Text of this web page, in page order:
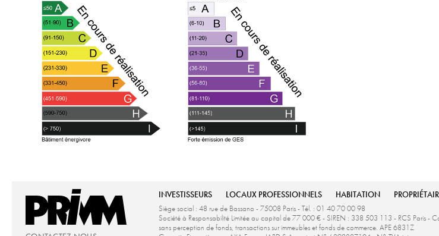
INVESTISSEURS LOCAUX PROFESSIONNELS HABITATION
Siège social : 48 rue de Bassano - 75008 Paris - Tél. : 01 40 70 00 98
Société à Responsabilité Limitée au capital de 77 000 € - SIREN : 338 503 113 - RCS Paris
sans perception de fonds, transactions sur immeubles et fonds de commerce. APE 6831Z